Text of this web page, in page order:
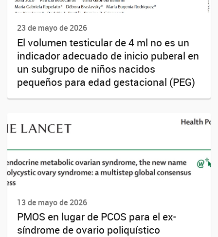
23 de mayo de 2026
El volumen testicular de 4 ml no es un
indicador adecuado de inicio puberal en
un subgrupo de niños nacidos
pequeños para edad gestacional (PEG)
13 de mayo de 2026
PMOS en lugar de PCOS para el ex-
síndrome de ovario poliquístico